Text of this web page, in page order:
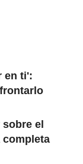
en ti':
el